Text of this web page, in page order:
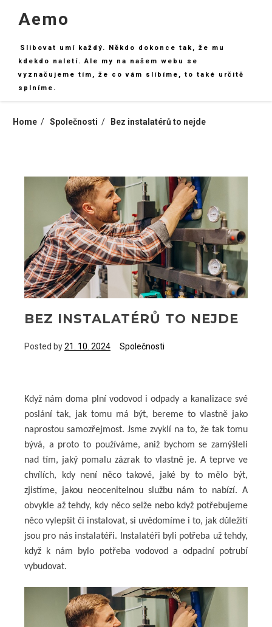
Aemo
Slibovat umí každý. Někdo dokonce tak, že mu
kdekdo naletí. Ale my na našem webu se
vyznačujeme tím, že co vám slíbíme, to také určitě
splníme.
Home Společnosti Bez instalatérů to nejde
BEZ INSTALATÉRŮ TO NEJDE
Posted by21. 10. 2024 Společnosti
Když nám doma plní vodovod i odpady a kanalizace své
poslání tak, jak tomu má být, bereme to vlastně jako
naprostou samozřejmost. Jsme zvyklí na to, že tak tomu
bývá, a proto to používáme, aniž bychom se zamýšleli
nad tím, jaký pomalu zázrak to vlastně je. A teprve ve
chvílích, kdy není něco takové, jaké by to mělo být,
zjistíme, jakou neocenitelnou službu nám to nabízí. A
obvykle až tehdy, kdy něco selže nebo když potřebujeme
něco vylepšit či instalovat, si uvědomíme i to, jak důležití
jsou pro nás instalatéři. Instalatéři byli potřeba už tehdy,
když k nám bylo potřeba vodovod a odpadní potrubí
vybudovat.